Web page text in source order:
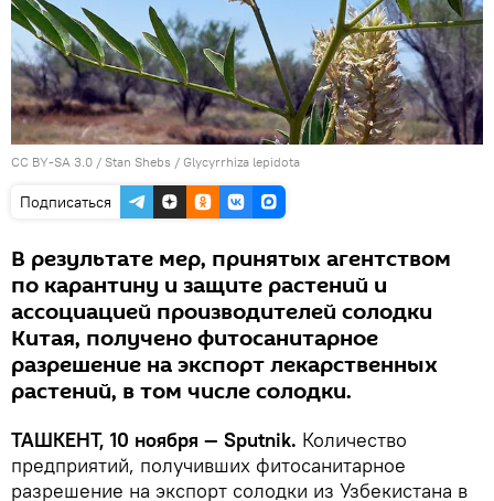
CC BY-SA 3.0 / Stan Shebs / Glycyrrhiza lepidota
Подписаться
В результате мер, принятых агентством
по карантину и защите растений и
ассоциацией производителей солодки
Китая, получено фитосанитарное
разрешение на экспорт лекарственных
растений, в том числе солодки.
ТАШКЕНТ, 10 ноября — Sputnik. Количество
предприятий, получивших фитосанитарное
разрешение на экспорт солодки из Узбекистана в